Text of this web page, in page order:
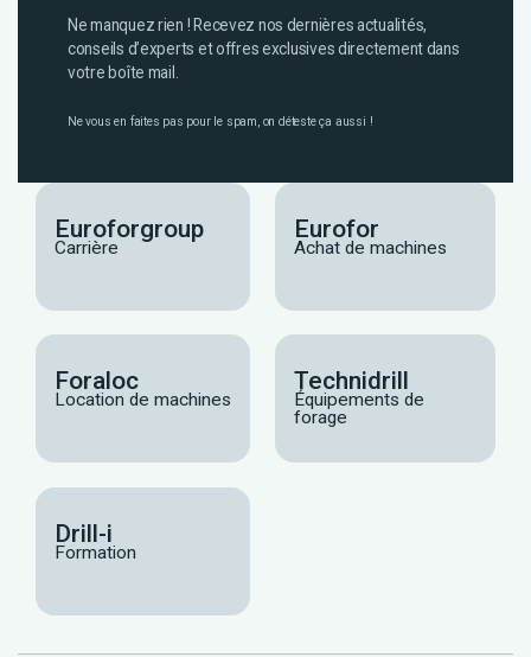
Ne manquez rien ! Recevez nos dernières actualités,
conseils d’experts et offres exclusives directement dans
votre boîte mail.
Ne vous en faites pas pour le spam, on déteste ça aussi !
Euroforgroup
Carrière
Eurofor
Achat de machines
Foraloc
Location de machines
Technidrill
Équipements de
forage
Drill-i
Formation